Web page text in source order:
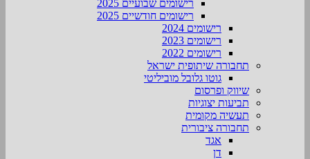
רישומים שבועיים 2025
רישומים חודשיים 2025
רישומים 2024
רישומים 2023
רישומים 2022
תחבורה שיתופית ישראל
גוטו גלובל מוביליטי
שיווק ופרסום
תביעות יצוגיות
תעשיה מקומית
תחבורה ציבורית
אגד
דן